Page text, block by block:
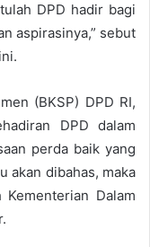
DPD hadir bagi
aspirasinya,” sebut
(BKSP) DPD RI,
DPD dalam
perda baik yang
akan dibahas, maka
Dalam